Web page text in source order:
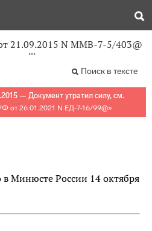
21.09.2015 N ММВ-7-5/403@
Поиск в тексте
— Документ утратил силу, см.
от 26.01.2021 N ЕД-7-16/99@»
в Минюсте России 14 октября